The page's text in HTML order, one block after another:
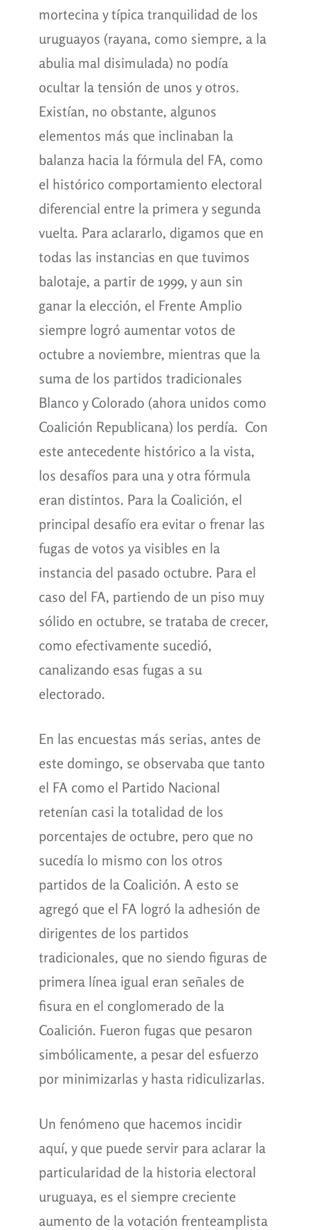
mortecina y típica tranquilidad de los
uruguayos (rayana, como siempre, a la
abulia mal disimulada) no podía
ocultar la tensión de unos y otros.
Existían, no obstante, algunos
elementos más que inclinaban la
balanza hacia la fórmula del FA, como
el histórico comportamiento electoral
diferencial entre la primera y segunda
vuelta. Para aclararlo, digamos que en
todas las instancias en que tuvimos
balotaje, a partir de 1999, y aun sin
ganar la elección, el Frente Amplio
siempre logró aumentar votos de
octubre a noviembre, mientras que la
suma de los partidos tradicionales
Blanco y Colorado (ahora unidos como
Coalición Republicana) los perdía. Con
este antecedente histórico a la vista,
los desafíos para una y otra fórmula
eran distintos. Para la Coalición, el
principal desafío era evitar o frenar las
fugas de votos ya visibles en la
instancia del pasado octubre. Para el
caso del FA, partiendo de un piso muy
sólido en octubre, se trataba de crecer,
como efectivamente sucedió,
canalizando esas fugas a su
electorado.
En las encuestas más serias, antes de
este domingo, se observaba que tanto
el FA como el Partido Nacional
retenían casi la totalidad de los
porcentajes de octubre, pero que no
sucedía lo mismo con los otros
partidos de la Coalición. A esto se
agregó que el FA logró la adhesión de
dirigentes de los partidos
tradicionales, que no siendo figuras de
primera línea igual eran señales de
fisura en el conglomerado de la
Coalición. Fueron fugas que pesaron
simbólicamente, a pesar del esfuerzo
por minimizarlas y hasta ridiculizarlas.
Un fenómeno que hacemos incidir
aquí, y que puede servir para aclarar la
particularidad de la historia electoral
uruguaya, es el siempre creciente
aumento de la votación frenteamplista